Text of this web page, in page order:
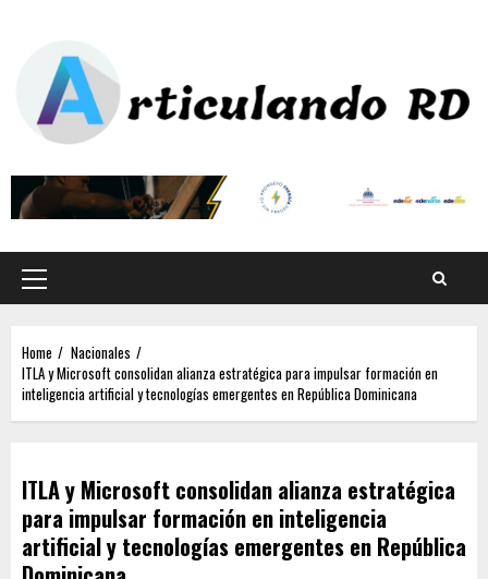
Home
Nacionales
ITLA y Microsoft consolidan alianza estratégica para impulsar formación en
inteligencia artificial y tecnologías emergentes en República Dominicana
ITLA y Microsoft consolidan alianza estratégica
para impulsar formación en inteligencia
artificial y tecnologías emergentes en República